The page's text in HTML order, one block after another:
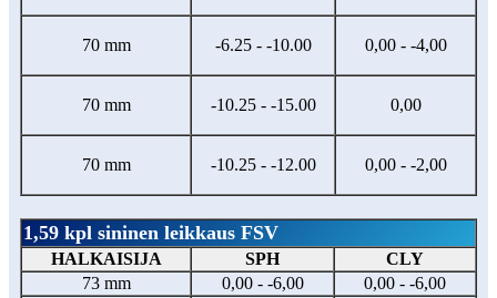
70 mm -6.25 - -10.00 0,00 - -4,00
70 mm -10.25 - -15.00 0,00
70 mm -10.25 - -12.00 0,00 - -2,00
1,59 kpl sininen leikkaus FSV
HALKAISIJA SPH
CLY
73 mm
0,00 - -6,00
0,00 - -6,00